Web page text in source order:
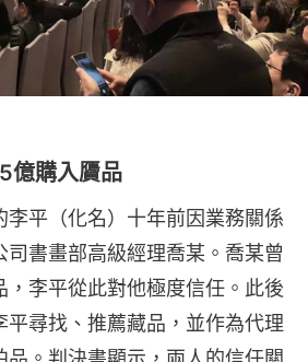
億購入贗品
李平（化名）十年前因業務關係
書畫部高級經理喬某。喬某曾
，李平從此對他極度信任。此後
平尋找、推薦藏品，並作為代理